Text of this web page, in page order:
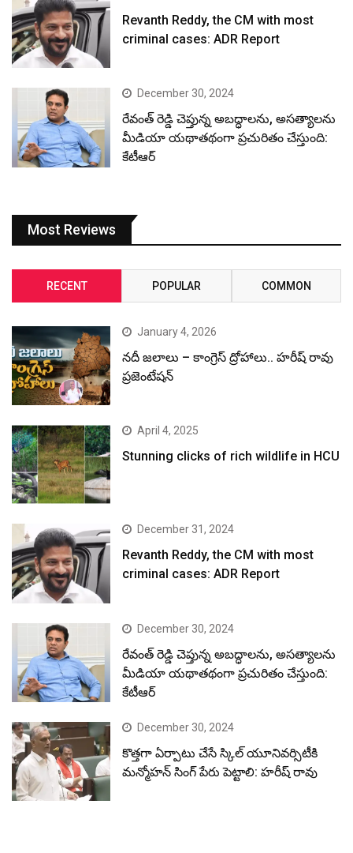
Revanth Reddy, the CM with most
criminal cases: ADR Report
December 30, 2024
రేవంత్ రెడ్డి చెప్తున్న అబద్ధాలను, అసత్యాలను
మీడియా యథాతథంగా ప్రచురితం చేస్తుంది:
కేటీఆర్
Most Reviews
RECENT POPULAR COMMON
January 4, 2026
నదీ జలాలు – కాంగ్రెస్ ద్రోహాలు.. హరీష్ రావు
ప్రజెంటేషన్
April 4, 2025
Stunning clicks of rich wildlife in HCU
December 31, 2024
Revanth Reddy, the CM with most
criminal cases: ADR Report
December 30, 2024
రేవంత్ రెడ్డి చెప్తున్న అబద్ధాలను, అసత్యాలను
మీడియా యథాతథంగా ప్రచురితం చేస్తుంది:
కేటీఆర్
December 30, 2024
కొత్తగా ఏర్పాటు చేసే స్కిల్ యూనివర్సిటీకి
మన్మోహన్ సింగ్ పేరు పెట్టాలి: హరీష్ రావు